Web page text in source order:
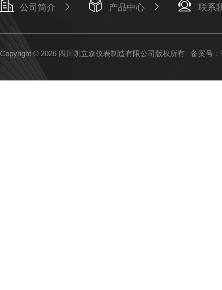
公司简介 产品中心 联系
Copyright © 2026 四川凯立森仪表制造有限公司版权所有 备案号：